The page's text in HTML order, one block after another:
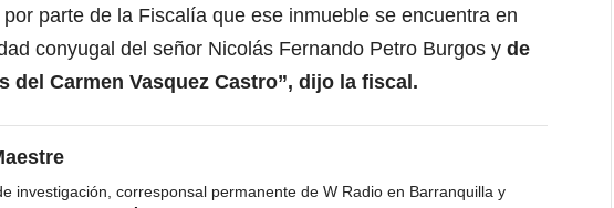
parte de la Fiscalía que ese inmueble se encuentra en
conyugal del señor Nicolás Fernando Petro Burgos y de
del Carmen Vasquez Castro”, dijo la fiscal.
investigación, corresponsal permanente de W Radio en Barranquilla y